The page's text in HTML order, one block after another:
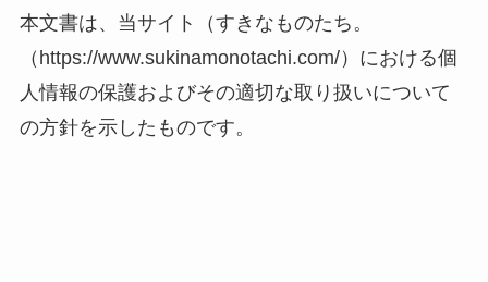
本文書は、当サイト（すきなものたち。
（https://www.sukinamonotachi.com/）における個
人情報の保護およびその適切な取り扱いについて
の方針を示したものです。